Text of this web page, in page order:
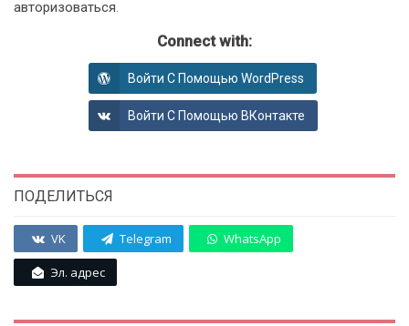
авторизоваться.
Connect with:
Войти С Помощью WordPress
Войти С Помощью ВКонтакте
ПОДЕЛИТЬСЯ
VK Telegram WhatsApp
Эл. адрес